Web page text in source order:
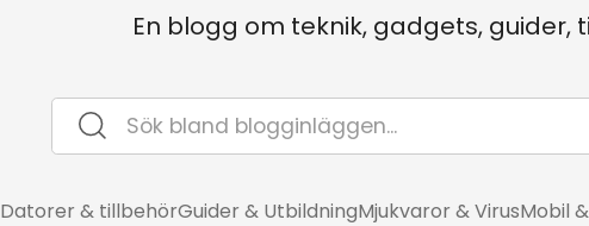
En blogg om teknik, gadgets,
Datorer & tillbehörGuider & UtbildningMjukvaror & VirusMobil